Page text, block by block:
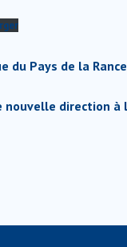
du Pays de la
nouvelle direction à